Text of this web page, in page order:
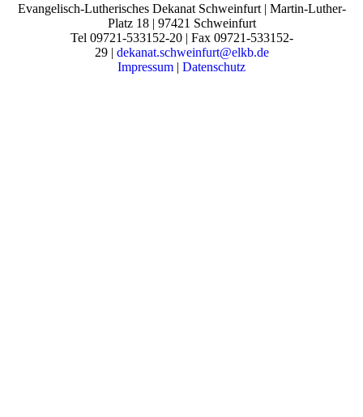
Evangelisch-Lutherisches Dekanat Schweinfurt | Martin-Luther-
Platz 18 | 97421 Schweinfurt
Tel 09721-533152-20 | Fax 09721-533152-
29 | dekanat.schweinfurt@elkb.de
Impressum | Datenschutz